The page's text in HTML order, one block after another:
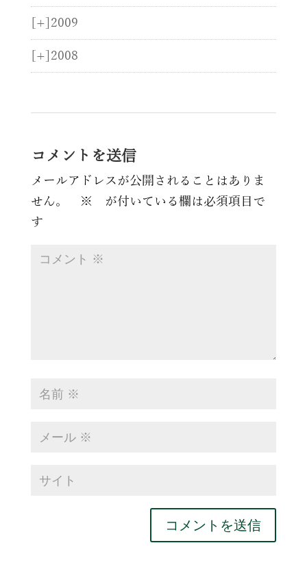
[+] 2009
[+] 2008
コメントを送信
メールアドレスが公開されることはありま
せん。
※ が付いている欄は必須項目で
す